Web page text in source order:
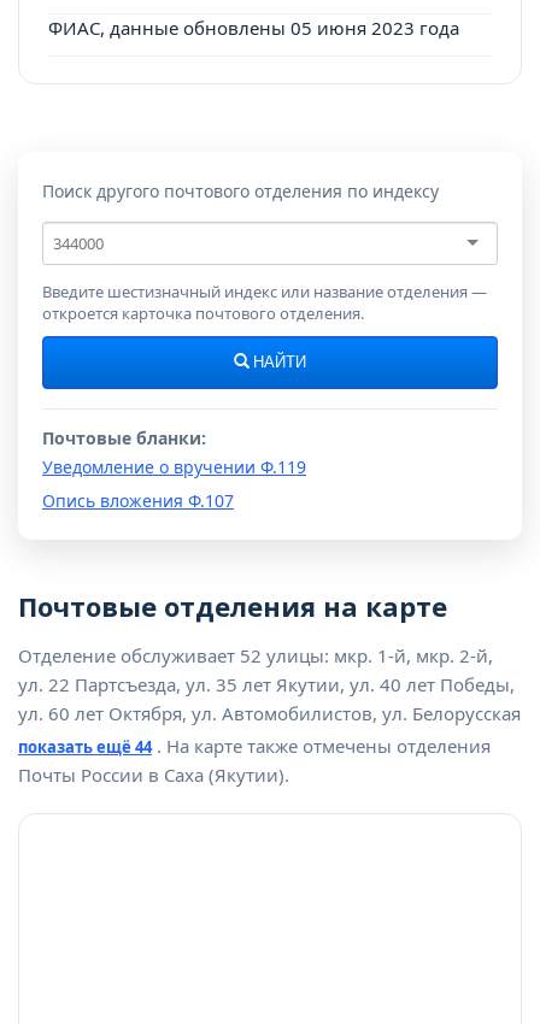
ФИАС, данные обновлены 05 июня 2023 года
Поиск другого почтового отделения по индексу
Почтовый
индекс
Введите шестизначный индекс или название отделения —
откроется карточка почтового отделения.
НАЙТИ
Почтовые бланки:
Уведомление о вручении Ф.119
Опись вложения Ф.107
Почтовые отделения на карте
Отделение обслуживает 52 улицы: мкр. 1-й, мкр. 2-й,
ул. 22 Партсъезда, ул. 35 лет Якутии, ул. 40 лет Победы,
ул. 60 лет Октября, ул. Автомобилистов, ул. Белорусская
показать ещё 44 . На карте также отмечены отделения
Почты России в Саха (Якутии).